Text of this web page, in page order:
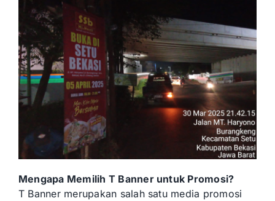
Mengapa Memilih T Banner untuk Promosi?
T Banner merupakan salah satu media promosi